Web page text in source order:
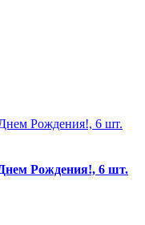
Рождения!, 6 шт.